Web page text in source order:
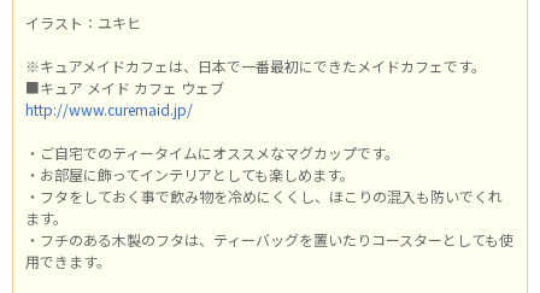
イラスト：ユキヒ
※キュアメイドカフェは、日本で一番最初にできたメイドカフェです。
■キュア メイド カフェ ウェブ
http://www.curemaid.jp/
・ご自宅でのティータイムにオススメなマグカップです。
・お部屋に飾ってインテリアとしても楽しめます。
・フタをしておく事で飲み物を冷めにくくし、ほこりの混入も防いでくれ
ます。
・フチのある木製のフタは、ティーバッグを置いたりコースターとしても使
用できます。